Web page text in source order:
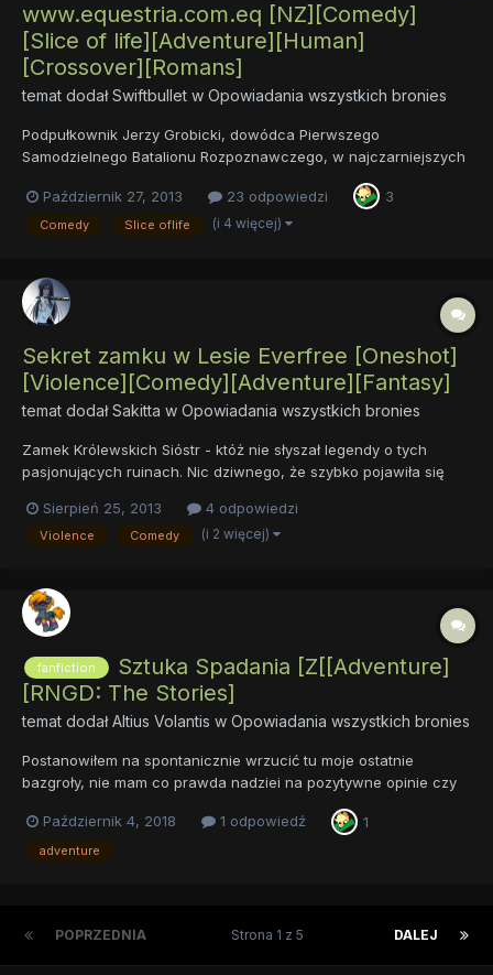
www.equestria.com.eq [NZ][Comedy]
[Slice of life][Adventure][Human]
[Crossover][Romans]
temat dodałSwiftbullet w Opowiadania wszystkich bronies
Podpułkownik Jerzy Grobicki, dowódca Pierwszego
Samodzielnego Batalionu Rozpoznawczego, w najczarniejszych
zamiast w Afganistanie roku 2012, wyląduje w magiczniej krainie
pełnej gadających kucyków, podczas inwazji Changlingów na
Październik 27, 2013 23 odpowiedzi 3
Comedy Slice oflife (i 4 więcej)
Sekret zamku w Lesie Everfree [Oneshot]
[Violence][Comedy][Adventure][Fantasy]
temat dodałSakitta w Opowiadania wszystkich bronies
Zamek Królewskich Sióstr - któż nie słyszał legendy o tych
pasjonujących ruinach. Nic dziwnego, że szybko pojawiła się
Podobno Twilight zabrała tylko klejnoty harmonii, nawet nie
rozglądając się za jakimikolwiek innymi znaleziskami. Młody...
Sierpień 25, 2013 4 odpowiedzi
Violence Comedy (i 2 więcej)
fanfiction
Sztuka Spadania [Z[[Adventure]
[RNGD: The Stories]
temat dodałAltius Volantis w Opowiadania wszystkich bronies
Postanowiłem na spontanicznie wrzucić tu moje ostatnie
bazgroły, nie mam co prawda nadziei na pozytywne opinie czy
Volantis Konsultacje: Wiltonwild Jest to w sumie krótka historia
zapoznania się dwóch z...
Październik 4, 2018 1 odpowiedź 1
adventure
POPRZEDNIA DALEJ
Strona 1 z 5